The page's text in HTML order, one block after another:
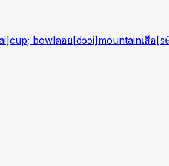
]cup; bowlดอย [dɔɔi] mountainเสือ [